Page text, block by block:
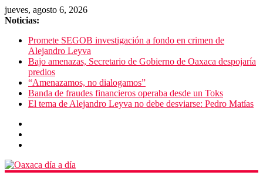
jueves, agosto 6, 2026
Noticias:
Promete SEGOB investigación a fondo en crimen de
Alejandro Leyva
Bajo amenazas, Secretario de Gobierno de Oaxaca despojaría
predios
“Amenazamos, no dialogamos”
Banda de fraudes financieros operaba desde un Toks
El tema de Alejandro Leyva no debe desviarse: Pedro Matías